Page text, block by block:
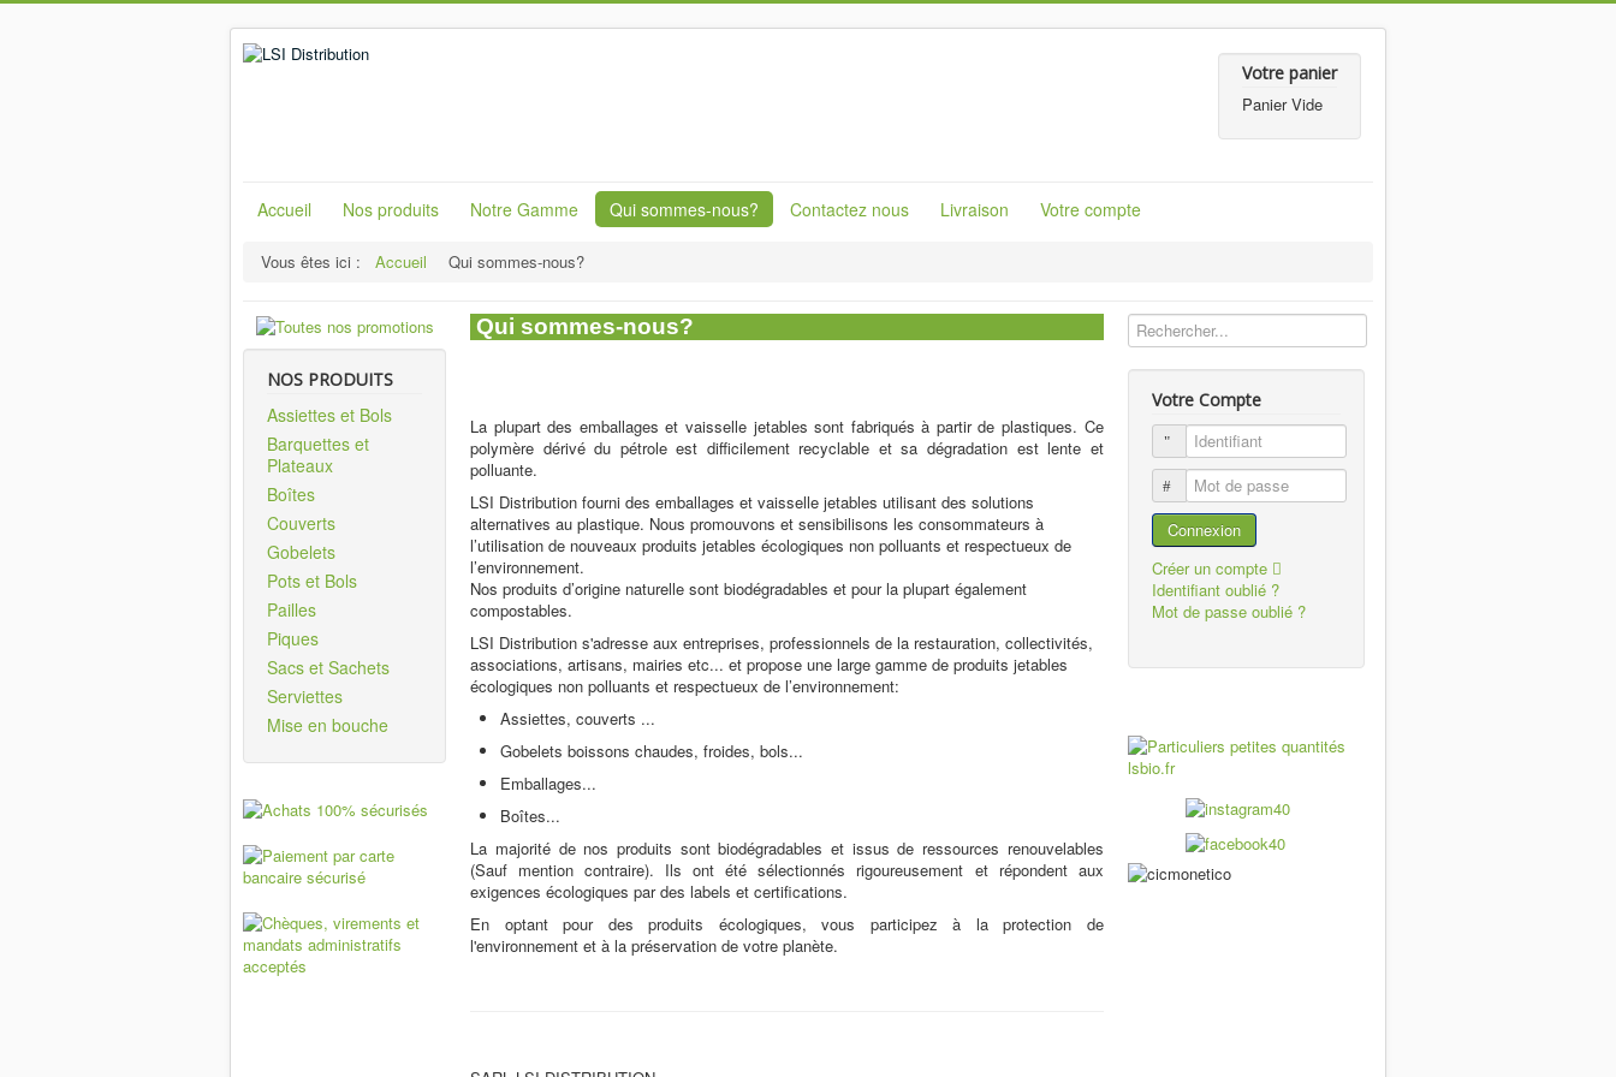
Votre panier
Panier Vide
Accueil Nos produits Notre Gamme Qui sommes-nous? Contactez nous Livraison Votre compte
Vous êtes ici : Accueil Qui sommes-nous?
NOS PRODUITS
Assiettes et Bols
Barquettes et
Plateaux
Boîtes
Couverts
Gobelets
Pots et Bols
Pailles
Piques
Sacs et Sachets
Serviettes
Mise en bouche
Qui sommes-nous?
La plupart des emballages et vaisselle jetables sont fabriqués à partir de plastiques. Ce
polymère dérivé du pétrole est difficilement recyclable et sa dégradation est lente et
polluante.
LSI Distribution fourni des emballages et vaisselle jetables utilisant des solutions
alternatives au plastique. Nous promouvons et sensibilisons les consommateurs à
l’utilisation de nouveaux produits jetables écologiques non polluants et respectueux de
l’environnement.
Nos produits d’origine naturelle sont biodégradables et pour la plupart également
compostables.
LSI Distribution s'adresse aux entreprises, professionnels de la restauration, collectivités,
associations, artisans, mairies etc... et propose une large gamme de produits jetables
écologiques non polluants et respectueux de l’environnement:
Assiettes, couverts ...
Gobelets boissons chaudes, froides, bols...
Emballages...
Boîtes...
La majorité de nos produits sont biodégradables et issus de ressources renouvelables
(Sauf mention contraire). Ils ont été sélectionnés rigoureusement et répondent aux
exigences écologiques par des labels et certifications.
En optant pour des produits écologiques, vous participez à la protection de
l'environnement et à la préservation de votre planète.
Votre Compte
Identifiant
Mot de passe
Connexion
Créer un compte
Identifiant oublié ?
Mot de passe oublié ?